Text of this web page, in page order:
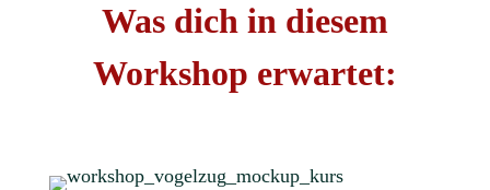
Was dich in diesem
Workshop erwartet: